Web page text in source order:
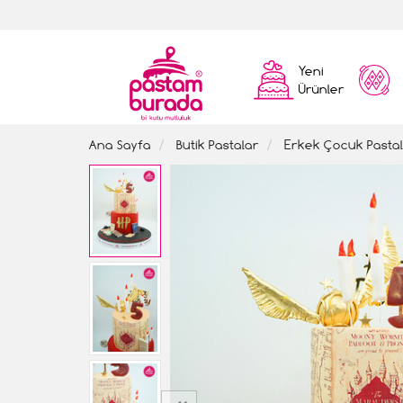
Yeni
Ürünler
Ana Sayfa Butik Pastalar Erkek Çocuk